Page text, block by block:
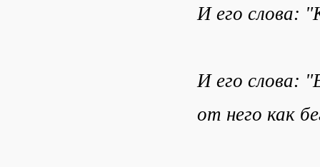
И его слова:
И его слова:
от него как